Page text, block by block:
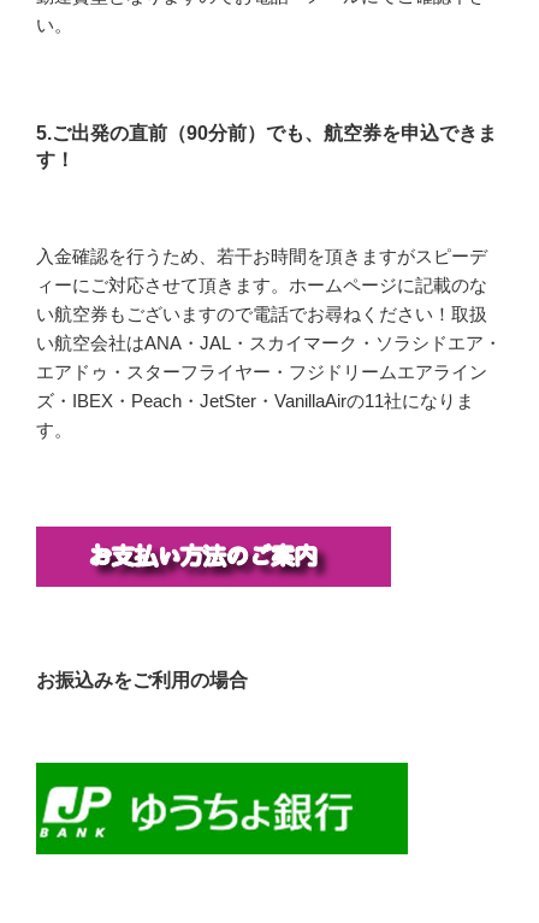
い。
5.ご出発の直前（90分前）でも、航空券を申込できま
す！
入金確認を行うため、若干お時間を頂きますがスピーデ
ィーにご対応させて頂きます。ホームページに記載のな
い航空券もございますので電話でお尋ねください！取扱
い航空会社はANA・JAL・スカイマーク・ソラシドエア・
エアドゥ・スターフライヤー・フジドリームエアライン
ズ・IBEX・Peach・JetSter・VanillaAirの11社になりま
す。
お振込みをご利用の場合